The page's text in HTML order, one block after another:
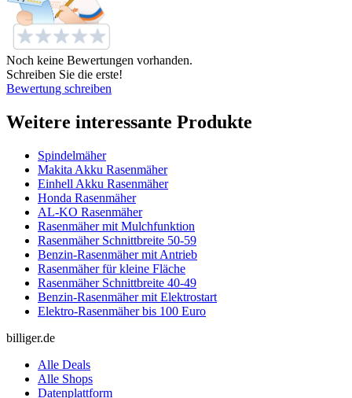
Noch keine Bewertungen vorhanden.
Schreiben Sie die erste!
Bewertung schreiben
Weitere interessante Produkte
Spindelmäher
Makita Akku Rasenmäher
Einhell Akku Rasenmäher
Honda Rasenmäher
AL-KO Rasenmäher
Rasenmäher mit Mulchfunktion
Rasenmäher Schnittbreite 50-59
Benzin-Rasenmäher mit Antrieb
Rasenmäher für kleine Fläche
Rasenmäher Schnittbreite 40-49
Benzin-Rasenmäher mit Elektrostart
Elektro-Rasenmäher bis 100 Euro
billiger.de
Alle Deals
Alle Shops
Datenplattform